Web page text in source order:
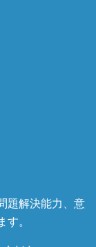
題解決能力、意
。